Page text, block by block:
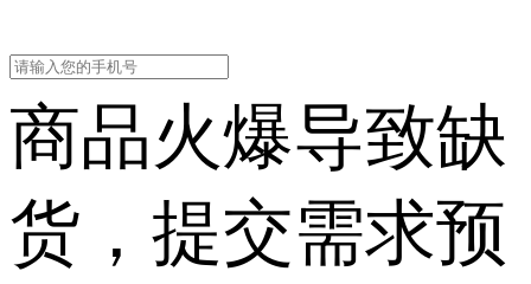
商品火爆导致缺
货，提交需求预